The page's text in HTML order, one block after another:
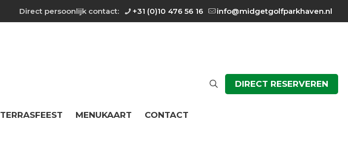
Direct persoonlijk contact: +31 (0)10 476 56 16 info@midgetgolfparkhaven.nl
TERRASFEEST MENUKAART CONTACT
DIRECT RESERVEREN